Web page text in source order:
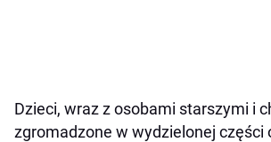
Dzieci, wraz z osobami starszymi i
zgromadzone w wydzielonej części